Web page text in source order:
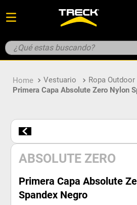
¿Qué estas buscando?
Vestuario Ropa Outdoor
Primera Capa Absolute Zero Nylon
ABSOLUTE ZERO
Primera Capa Absolute
Spandex Negro
1. guante
5. casco